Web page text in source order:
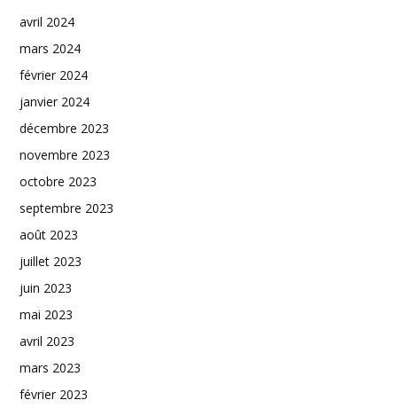
avril 2024
mars 2024
février 2024
janvier 2024
décembre 2023
novembre 2023
octobre 2023
septembre 2023
août 2023
juillet 2023
juin 2023
mai 2023
avril 2023
mars 2023
février 2023